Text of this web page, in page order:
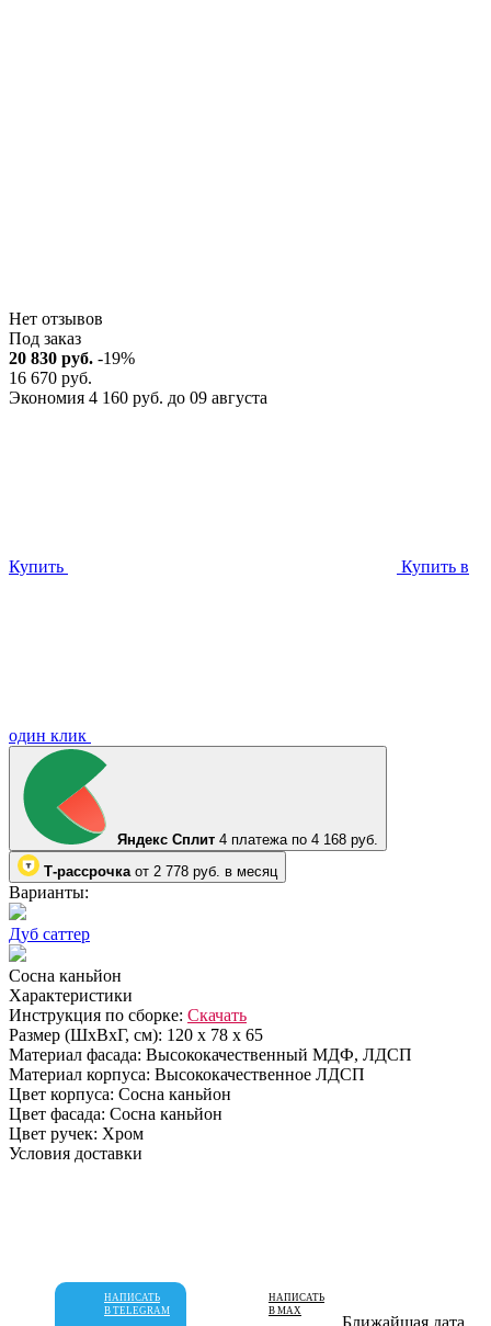
Нет отзывов
Под заказ
20 830 руб. -19%
16 670 руб.
Экономия 4 160 руб. до 09 августа
Купить Купить в
один клик
Яндекс Сплит 4 платежа по 4 168 руб.
Т-рассрочка от 2 778 руб. в месяц
Варианты:
Дуб саттер
Сосна каньйон
Характеристики
Инструкция по сборке: Скачать
Размер (ШхВхГ, см): 120 х 78 х 65
Материал фасада: Высококачественный МДФ, ЛДСП
Материал корпуса: Высококачественное ЛДСП
Цвет корпуса: Сосна каньйон
Цвет фасада: Сосна каньйон
Цвет ручек: Хром
Условия доставки
Ближайшая дата
НАПИСАТЬ
В TELEGRAM
НАПИСАТЬ
В MAX